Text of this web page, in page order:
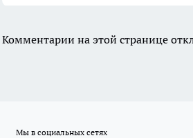
Комментарии на этой странице
Мы в социальных сетях